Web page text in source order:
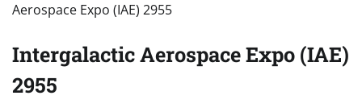
Aerospace Expo (IAE) 2955
Intergalactic Aerospace Expo (IAE)
2955